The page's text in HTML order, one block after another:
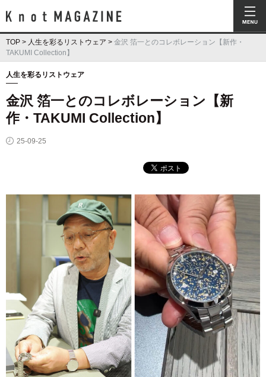
Knot Magazine ノットマガジン
TOP > 人生を彩るリストウェア > 金沢 箔一とのコレボレーション【新作・
TAKUMI Collection】
人生を彩るリストウェア
金沢 箔一とのコレボレーション【新
作・TAKUMI Collection】
25-09-25